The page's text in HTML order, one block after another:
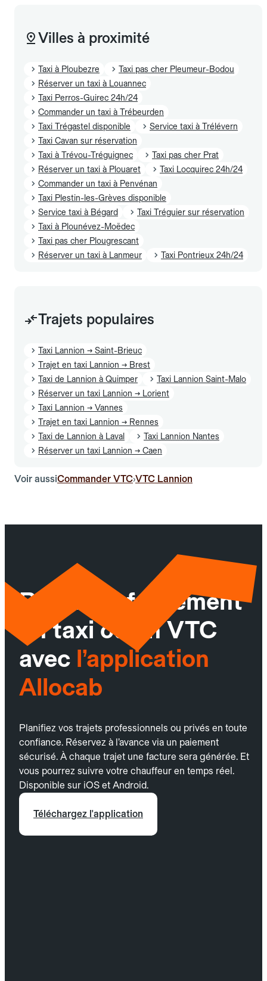
Villes à proximité
Taxi à Ploubezre
Taxi pas cher Pleumeur-Bodou
Réserver un taxi à Louannec
Taxi Perros-Guirec 24h/24
Commander un taxi à Trébeurden
Taxi Trégastel disponible
Service taxi à Trélévern
Taxi Cavan sur réservation
Taxi à Trévou-Tréguignec
Taxi pas cher Prat
Réserver un taxi à Plouaret
Taxi Locquirec 24h/24
Commander un taxi à Penvénan
Taxi Plestin-les-Grèves disponible
Service taxi à Bégard
Taxi Tréguier sur réservation
Taxi à Plounévez-Moëdec
Taxi pas cher Plougrescant
Réserver un taxi à Lanmeur
Taxi Pontrieux 24h/24
Trajets populaires
Taxi Lannion → Saint-Brieuc
Trajet en taxi Lannion → Brest
Taxi de Lannion à Quimper
Taxi Lannion Saint-Malo
Réserver un taxi Lannion → Lorient
Taxi Lannion → Vannes
Trajet en taxi Lannion → Rennes
Taxi de Lannion à Laval
Taxi Lannion Nantes
Réserver un taxi Lannion → Caen
Voir aussiCommander VTC›VTC Lannion
Réservez facilement
un taxi ou un VTC
avec l’application
Allocab
Planifiez vos trajets professionnels ou privés en toute
confiance. Réservez à l’avance via un paiement
sécurisé. À chaque trajet une facture sera générée. Et
vous pourrez suivre votre chauffeur en temps réel.
Disponible sur iOS et Android.
Téléchargez l'application